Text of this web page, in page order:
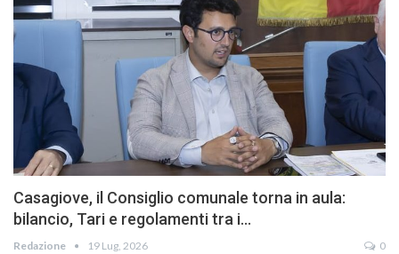
Casagiove, il Consiglio comunale torna in aula:
bilancio, Tari e regolamenti tra i…
Redazione 19 Lug, 2026 0